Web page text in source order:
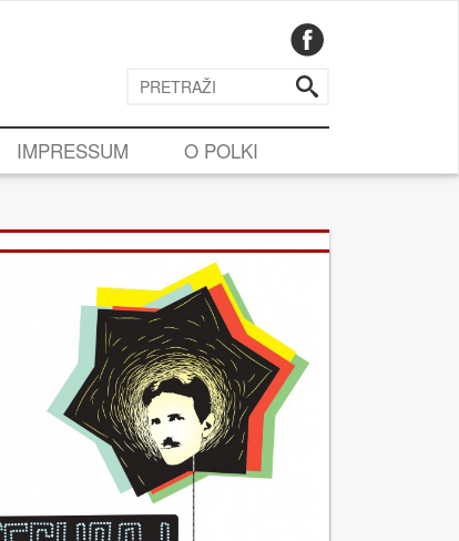
IMPRESSUM O POLKI